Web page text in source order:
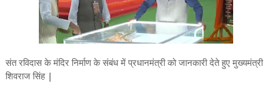
संत रविदास के मंदिर निर्माण के संबंध में प्रधानमंत्री को जानकारी देते हुए मुख्यमंत्री
शिवराज सिंह |